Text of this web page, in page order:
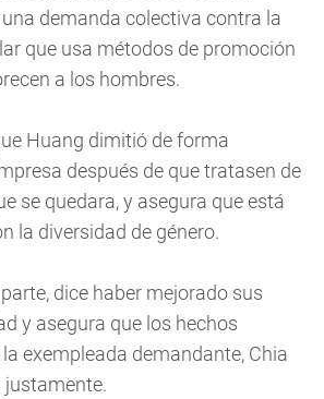
demanda colectiva contra la
que usa métodos de promoción
a los hombres.
Huang dimitió de forma
después de que tratasen de
se quedara, y asegura que está
la diversidad de género.
dice haber mejorado sus
y asegura que los hechos
exempleada demandante, Chia
justamente.